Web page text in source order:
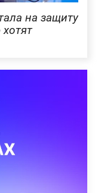
на защиту